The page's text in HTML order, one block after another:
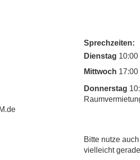
Sprechzeiten:
Dienstag 10:00
Mittwoch 17:00
Donnerstag
​Bitte nutze
vielleicht